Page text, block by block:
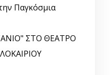
Παγκόσμια
ΣΤΟ ΘΕΑΤΡΟ